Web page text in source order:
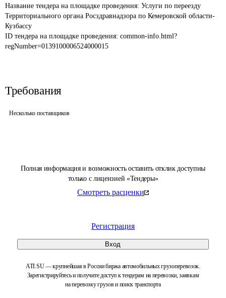
Полная информация и возможность оставить отклик доступны
только с лицензией «Тендеры»
Смотреть расценки
Регистрация
Вход
ATI.SU — крупнейшая в России биржа автомобильных грузоперевозок.
Зарегистрируйтесь и получите доступ к тендерам на перевозки, заявкам
на перевозку грузов и поиск транспорта
Название тендера на площадке проведения: Услуги по переезду
Территориального органа Росздравнадзора по Кемеровской области-
Кузбассу
ID тендера на площадке проведения: common-info.html?
regNumber=0139100006524000015
Требования
Несколько поставщиков